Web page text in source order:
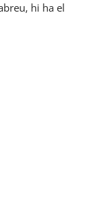
hi ha el